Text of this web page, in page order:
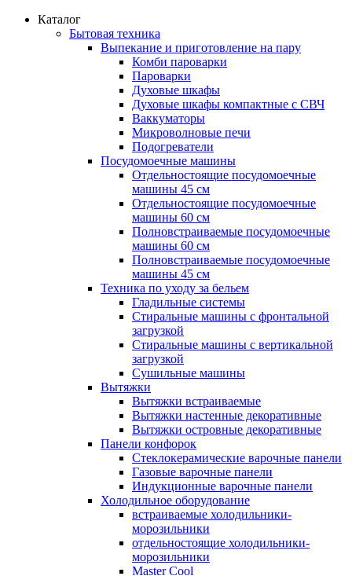
Каталог
Бытовая техника
Выпекание и приготовление на пару
Комби пароварки
Пароварки
Духовые шкафы
Духовые шкафы компактные с СВЧ
Ваккуматоры
Микроволновые печи
Подогреватели
Посудомоечные машины
Отдельностоящие посудомоечные
машины 45 см
Отдельностоящие посудомоечные
машины 60 см
Полновстраиваемые посудомоечные
машины 60 см
Полновстраиваемые посудомоечные
машины 45 см
Техника по уходу за бельем
Гладильные системы
Стиральные машины с фронтальной
загрузкой
Стиральные машины с вертикальной
загрузкой
Сушильные машины
Вытяжки
Вытяжки встраиваемые
Вытяжки настенные декоративные
Вытяжки островные декоративные
Панели конфорок
Стеклокерамические варочные панели
Газовые варочные панели
Индукционные варочные панели
Холодильное оборудование
встраиваемые холодильники-
морозильники
отдельностоящие холодильники-
морозильники
Master Cool